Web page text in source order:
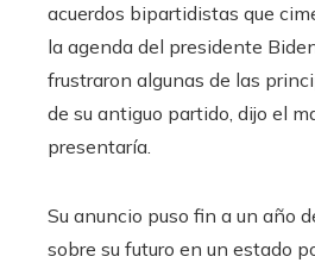
acuerdos bipartidistas que
la agenda del presidente
frustraron algunas de las
de su antiguo partido, dijo el
presentaría.
Su anuncio puso fin a un año
sobre su futuro en un estado